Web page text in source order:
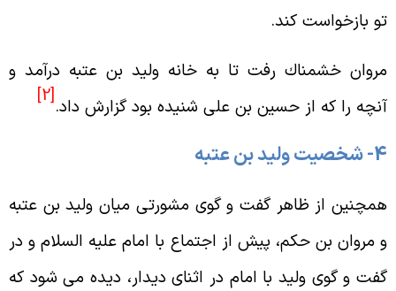
بازخواست كند.
خشمناك رفت تا به خانه وليد بن عتبه درآمد و
را كه از حسين بن على شنيده بود گزارش داد.
بن عتبه
از ظاهر گفت و گوى مشورتى ميان وليد بن عتبه
مروان بن حكم، پيش از اجتماع با امام عليه السلام و در
و گوى وليد با امام در اثناى ديدار، ديده مى شود كه